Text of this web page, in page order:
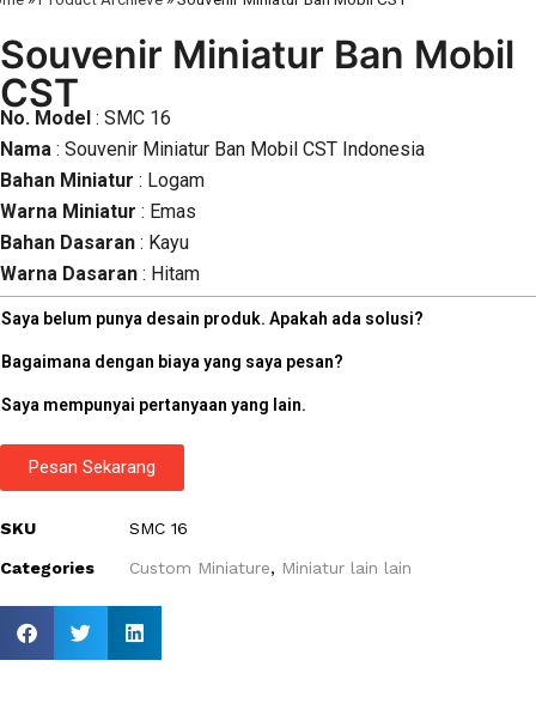
Souvenir Miniatur Ban Mobil
CST
No. Model : SMC 16
Nama : Souvenir Miniatur Ban Mobil CST Indonesia
Bahan Miniatur : Logam
Warna Miniatur : Emas
Bahan Dasaran : Kayu
Warna Dasaran : Hitam
Saya belum punya desain produk. Apakah ada solusi?
Bagaimana dengan biaya yang saya pesan?
Saya mempunyai pertanyaan yang lain.
Pesan Sekarang
SKU SMC 16
Categories Custom Miniature, Miniatur lain lain